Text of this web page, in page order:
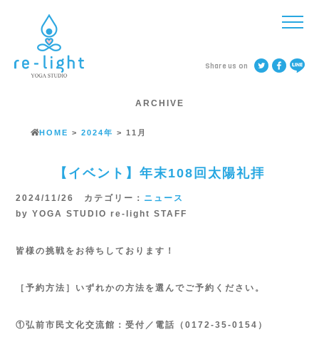
Share us on
ARCHIVE
HOME > 2024年 > 11月
【イベント】年末108回太陽礼拝
2024/11/26 カテゴリー： ニュース
by YOGA STUDIO re-light STAFF
皆様の挑戦をお待ちしております！
［予約方法］いずれかの方法を選んでご予約ください。
①弘前市民文化交流館：受付／電話（0172-35-0154）